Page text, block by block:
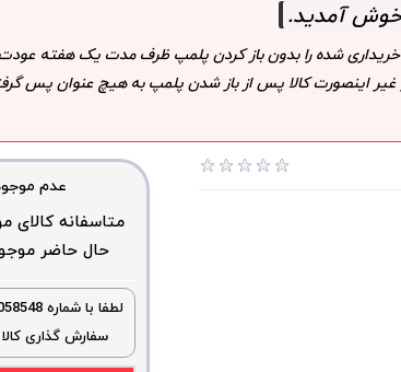
آمدید.
شده را بدون باز کردن پلمپ ظرف مدت یک هفته عودت
غیر اینصورت کالا پس از باز شدن پلمپ به هیچ عنوان پس
عدم
متاسفانه کالای
حال حاضر
سفارش گذاری کالا